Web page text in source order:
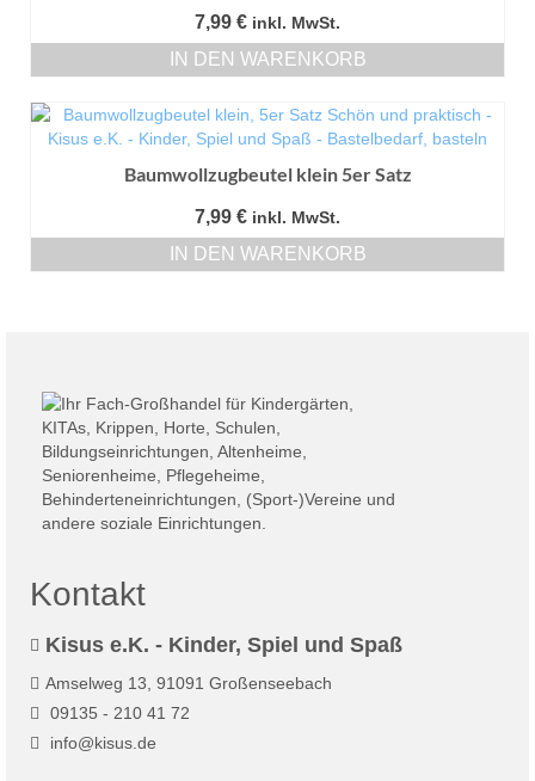
7,99 € inkl. MwSt.
IN DEN WARENKORB
Baumwollzugbeutel klein 5er Satz
7,99 € inkl. MwSt.
IN DEN WARENKORB
Kontakt
Kisus e.K. - Kinder, Spiel und Spaß
Amselweg 13, 91091 Großenseebach
09135 - 210 41 72
info@kisus.de